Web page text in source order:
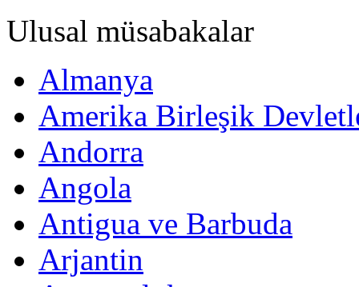
Ulusal müsabakalar
Almanya
Amerika Birleşik
Andorra
Angola
Antigua ve Barbuda
Arjantin